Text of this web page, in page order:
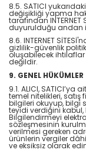
8.5. SATICI
değişikliği yapma
tarafından
duyurulduğu andan
8.6. INTERNET
gizlilik-güvenlik
oluşabilecek
değildir.
9. GENEL HÜKÜMLER
9.1. ALICI,
temel nitelikleri, satış
bilgileri okuyup, bilgi
teyidi verdiğini kabul,
Bilgilendirmeyi
sözleşmesinin
verilmesi gereken
ürünlerin vergiler
ve eksiksiz olarak